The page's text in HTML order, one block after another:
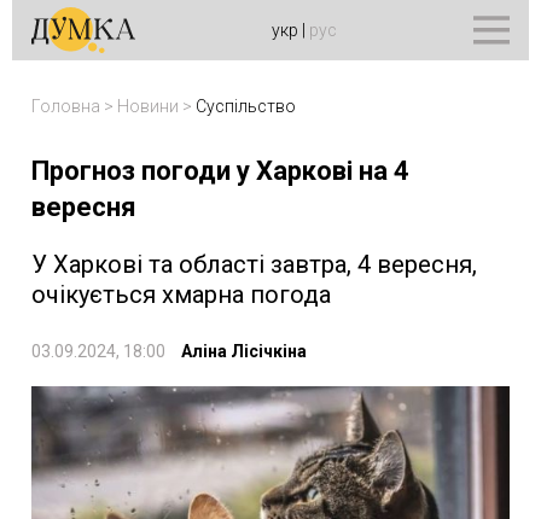
укр рус
Головна > Новини > Суспільство
Прогноз погоди у Харкові на 4
вересня
У Харкові та області завтра, 4 вересня,
очікується хмарна погода
03.09.2024, 18:00 Аліна Лісічкіна